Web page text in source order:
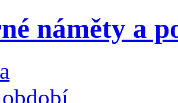
náměty a